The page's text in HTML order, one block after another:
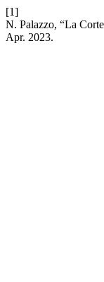
[1]
N. Palazzo, “La
Apr. 2023.